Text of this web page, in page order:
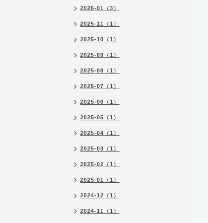
2026-01（3）
2025-11（1）
2025-10（1）
2025-09（1）
2025-08（1）
2025-07（1）
2025-06（1）
2025-05（1）
2025-04（1）
2025-03（1）
2025-02（1）
2025-01（1）
2024-12（1）
2024-11（1）